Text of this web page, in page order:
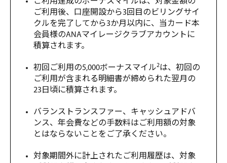
ご利用後、口座開設から3回目のビリングサイ
クルを完了してから3か月以内に、当カード本
会員様のANAマイレージクラブアカウントに
積算されます。
初回ご利用の5,000ボーナスマイル2は、初回の
ご利用が含まれる明細書が締められた翌月の
23日頃に積算されます。
バランストランスファー、キャッシュアドバ
ンス、年会費などの手数料はご利用額の対象
とはならないことをご了承ください。
対象期間外に計上されたご利用履歴は、対象